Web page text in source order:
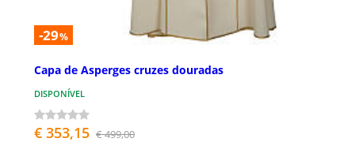
-29%
Capa de Asperges cruzes douradas
DISPONÍVEL
€ 353,15 € 499,00